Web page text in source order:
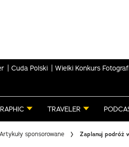
Cuda Polski Wielki Konkurs
TRAVELER
Artykuły sponsorowane Zaplanuj podróż